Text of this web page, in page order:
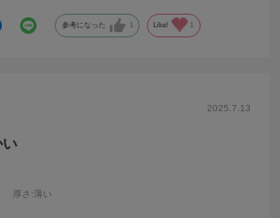
細で、粗忽な私は破ってしまう心配がある事。
、仕方ないと思います。
参考になった 1 Like! 1
2025.7.13
い
厚さ :薄い